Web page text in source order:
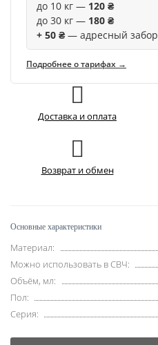
до 10 кг — 120 ₴
до 30 кг — 180 ₴
+ 50 ₴ — адресный забор
Подробнее о тарифах →
Доставка и оплата
Возврат и обмен
Основные характеристики
Материал:
Можно использовать в СВЧ:
Объём, мл:
Пол:
Серия: